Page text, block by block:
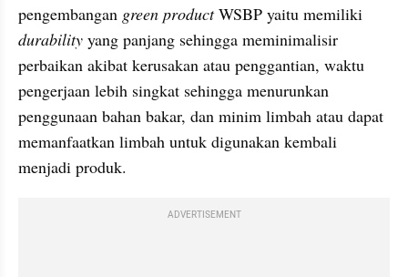
pengembangan green product
durability yang panjang sehingga meminimalisir
perbaikan akibat kerusakan atau penggantian, waktu
pengerjaan lebih singkat sehingga menurunkan
penggunaan bahan bakar, dan minim limbah atau dapat
memanfaatkan limbah untuk digunakan kembali
menjadi produk.
ADVERTISEMENT